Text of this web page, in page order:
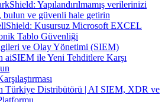
Yapılandırılmamış verilerinizi
bulun ve güvenli hale getirin
Kusursuz Microsoft EXCEL
Tablo Güvenliği
ve Olay Yönetimi (SIEM)
aiSIEM ile Yeni Tehditlere Karşı
Türkiye Distribütörü | AI SIEM, XDR ve